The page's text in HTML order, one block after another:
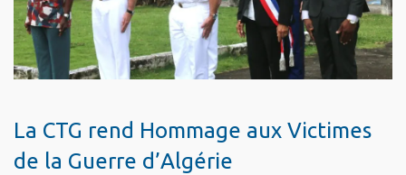
La CTG rend Hommage aux Victimes
de la Guerre d’Algérie